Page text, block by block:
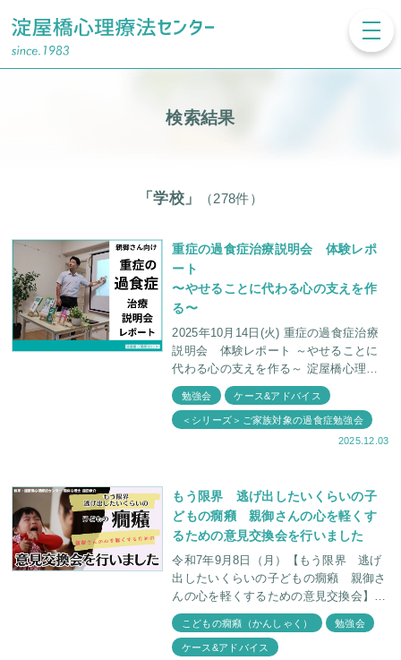
検索結果
「学校」 （278件）
重症の過食症治療説明会 体験レポ
ート
〜やせることに代わる心の支えを作
る〜
2025年10月14日(火) 重症の過食症治療
説明会 体験レポート ～やせることに
代わる心の支えを作る～ 淀屋橋心理療
法センターでは臨床心理士・福田俊介と
精神科医・福田俊一とともに、ゲー
勉強会 ケース&アドバイス
＜シリーズ＞ご家族対象の過食症勉強会
2025.12.03
もう限界 逃げ出したいくらいの子
どもの癇癪 親御さんの心を軽くす
るための意見交換会を行いました
令和7年9月8日（月）【もう限界 逃げ
出したいくらいの子どもの癇癪 親御さ
んの心を軽くするための意見交換会】を
開催しました。 この日は、親御さん同
士が円になって自己紹介をしていただく
ところから始
こどもの癇癪（かんしゃく） 勉強会
ケース&アドバイス